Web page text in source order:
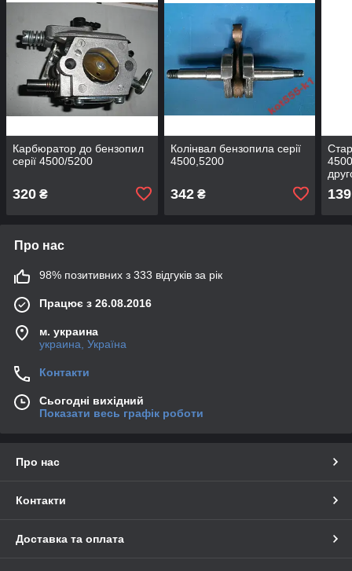
Карбюратор до бензопил
серії 4500/5200
320 ₴
Колінвал бензопила серії
4500,5200
342₴ 139
Про нас
98% позитивних з 333 відгуків за рік
Працює з 26.08.2016
м. украина
украина, Україна
Контакти
Сьогодні вихідний
Показати весь графік роботи
Про нас
Контакти
Доставка та оплата